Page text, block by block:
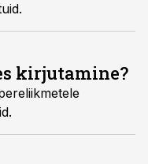
kirjutamine?